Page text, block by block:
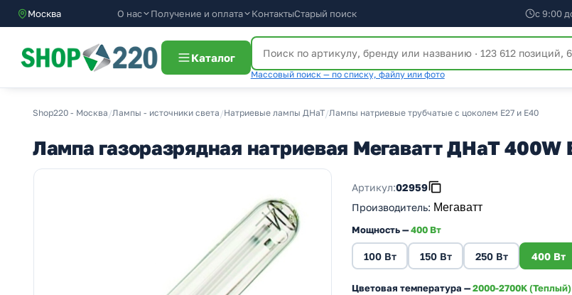
Москва О нас Получение и оплата КонтактыСтарый поиск с 9:00
Каталог
Массовый поиск — по списку, файлу или фото
Shop220 - Москва /Лампы - источники света /Натриевые лампы ДНаТ/Лампы натриевые трубчатые с цоколем Е27 и Е40
Лампа газоразрядная натриевая Мегаватт ДНаТ 400W
Артикул:02959
Производитель: Мегаватт
Мощность —400 Вт
100 Вт 150 Вт 250 Вт 400 Вт
Цветовая температура —2000-2700K (Теплый)